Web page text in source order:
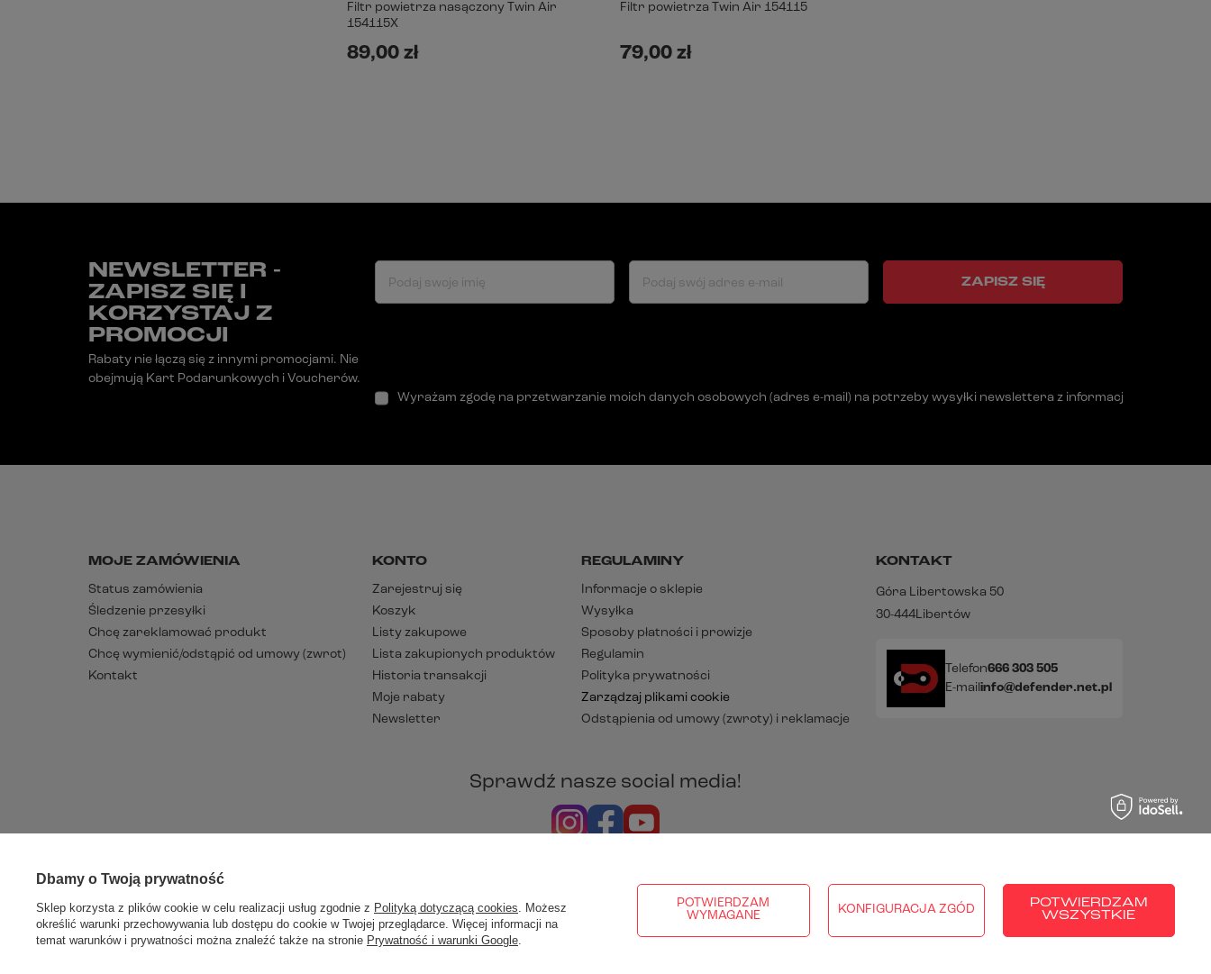
Filtr powietrza nasączony Twin Air
154115X
89,00 zł
Filtr powietrza Twin Air 154115
79,00 zł
NEWSLETTER -
ZAPISZ SIĘ I
KORZYSTAJ Z
PROMOCJI
Rabaty nie łączą się z innymi promocjami. Nie
obejmują Kart Podarunkowych i Voucherów.
Podaj swoje imię Podaj swój adres e-mail
Wyrażam zgodę na przetwarzanie moich danych osobowych (adres e-mail) na potrzeby wysyłki newslettera z informacją handlową
ZAPISZ SIĘ
MOJE ZAMÓWIENIA
Status zamówienia
Śledzenie przesyłki
Chcę zareklamować produkt
Chcę wymienić/odstąpić od umowy (zwrot)
Kontakt
KONTO
Zarejestruj się
Koszyk
Listy zakupowe
Lista zakupionych produktów
Historia transakcji
Moje rabaty
Newsletter
REGULAMINY
Informacje o sklepie
Wysyłka
Sposoby płatności i prowizje
Regulamin
Polityka prywatności
Zarządzaj plikami cookie
Odstąpienia od umowy (zwroty) i reklamacje
KONTAKT
Góra Libertowska 50
30-444Libertów
Telefon666 303 505
E-mailinfo@defender.net.pl
Sprawdź nasze social media!
Dbamy o Twoją prywatność
Sklep korzysta z plików cookie w celu realizacji usług zgodnie z Polityką dotyczącą cookies . Możesz
określić warunki przechowywania lub dostępu do cookie w Twojej przeglądarce. Więcej informacji na
temat warunków i prywatności można znaleźć także na stronie Prywatność i warunki Google
POTWIERDZAM
WYMAGANE
KONFIGURACJA ZGÓD
POTWIERDZAM
WSZYSTKIE